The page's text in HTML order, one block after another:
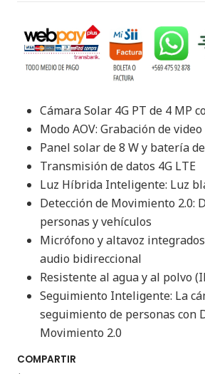
Cámara Solar 4G PT de 4 MP
Modo AOV: Grabación de
Panel solar de 8 W y batería
Transmisión de datos 4G LTE
Luz Híbrida Inteligente: Luz
Detección de Movimiento 2.0:
personas y vehículos
Micrófono y altavoz
audio bidireccional
Resistente al agua y al polvo
Seguimiento Inteligente: La
seguimiento de personas con
Movimiento 2.0
COMPARTIR